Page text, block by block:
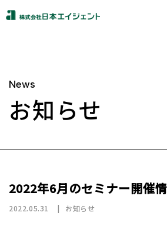
News
お知らせ
2022年6月のセミナー開催
2022.05.31 お知らせ